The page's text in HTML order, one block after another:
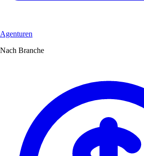
Agenturen
Nach Branche